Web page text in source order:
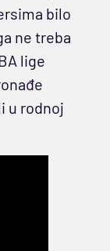
bilo
ne treba
lige
u rodnoj